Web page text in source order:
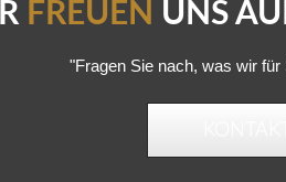
FREUEN UNS
"Fragen Sie nach, was wir für